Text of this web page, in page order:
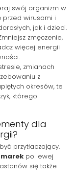
swój organizm w
wirusami i
jak i dzieci.
zmęczenie,
więcej energii
zmianach
z
okresów, te
którego
dla
przytłaczający.
marek po lewej
się także